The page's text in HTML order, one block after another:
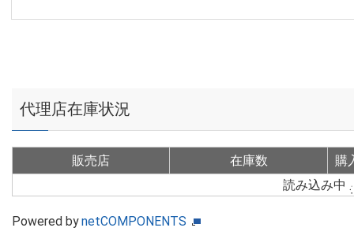
代理店在庫状況
販売店 在庫数
購
読み込み中
Powered bynetCOMPONENTS